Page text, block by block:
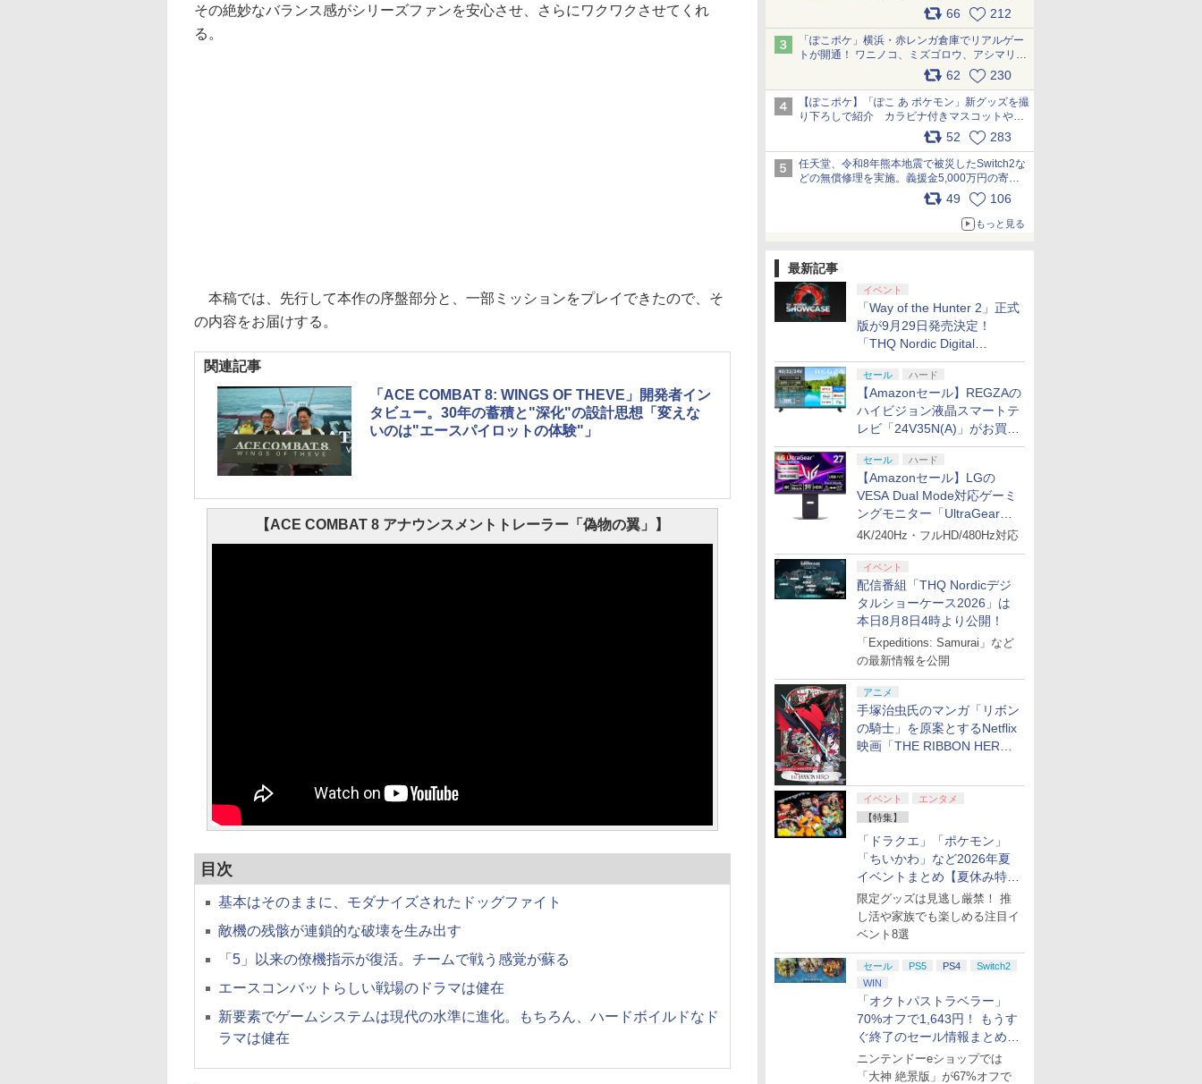
組み。味は恐怖を堪のう「味噌フレーバー」
66 212
「ぽこポケ」横浜・赤レンガ倉庫でリアルゲー
トが開通！ ワニノコ、ミズゴロウ、アシマリ登
場シーンをレポート pic.x.com/LDgEByVl6D
62 230
【ぽこポケ】「ぽこ あ ポケモン」新グッズを撮
り下ろしで紹介 カラビナ付きマスコットやス
52 283
任天堂、令和8年熊本地震で被災したSwitch2な
どの無償修理を実施。義援金5,000万円の寄付
も発表 pic.x.com/BAYsMfUfUC
49 106
もっと見る
最新記事
イベント
「Way of the Hunter 2」正式
版が9月29日発売決定！
「THQ Nordic Digital
Showcase 2026」まとめ
セール ハード
【Amazonセール】REGZAの
ハイビジョン液晶スマートテ
レビ「24V35N(A)」がお買い
得！
セール ハード
【Amazonセール】LGの
VESA Dual Mode対応ゲーミ
ングモニター「UltraGear
27G850A-B」がお買い得！
4K/240Hz・フルHD/480Hz対応
イベント
配信番組「THQ Nordicデジ
タルショーケース2026」は
本日8月8日4時より公開！
「Expeditions: Samurai」など
の最新情報を公開
アニメ
手塚治虫氏のマンガ「リボン
の騎士」を原案とするNetflix
映画「THE RIBBON HERO
イベント
エンタメ
【特集】
「ドラクエ」「ポケモン」
「ちいかわ」など2026年夏
イベントまとめ【夏休み特
集】
限定グッズは見逃し厳禁！ 推
し活や家族でも楽しめる注目イ
ベント8選
セール PS5 PS4
Switch2
WIN
「オクトパストラベラー」
70%オフで1,643円！ もうす
ぐ終了のセール情報まとめ
【8月8日更新】
ニンテンドーeショップでは
「大神 絶景版」が67%オフで
その絶妙なバランス感がシリーズファンを安心させ、さらにワクワクさせてくれ
る。
本稿では、先行して本作の序盤部分と、一部ミッションをプレイできたので、そ
の内容をお届けする。
関連記事
「ACE COMBAT 8: WINGS OF THEVE」開発者イン
タビュー。30年の蓄積と"深化"の設計思想「変えな
いのは"エースパイロットの体験"」
【ACE COMBAT 8 アナウンスメントトレーラー「偽物の翼」】
目次
基本はそのままに、モダナイズされたドッグファイト
敵機の残骸が連鎖的な破壊を生み出す
「5」以来の僚機指示が復活。チームで戦う感覚が蘇る
エースコンバットらしい戦場のドラマは健在
新要素でゲームシステムは現代の水準に進化。もちろん、ハードボイルドなド
ラマは健在